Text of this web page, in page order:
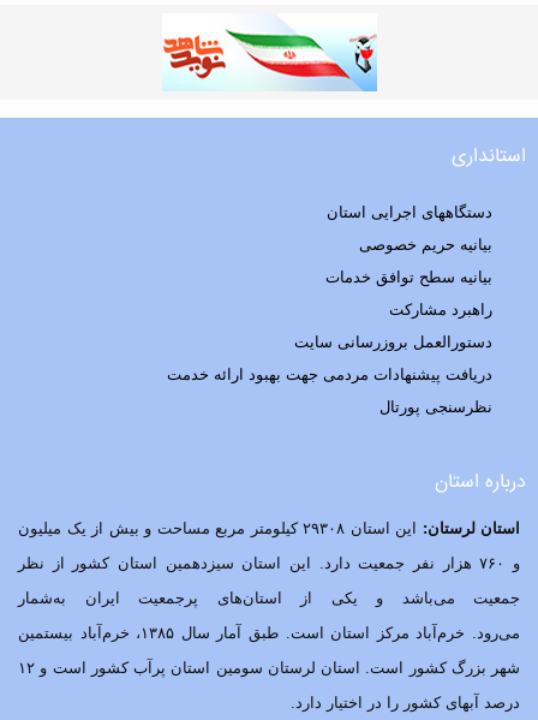
استانداری
دستگاههای اجرایی استان
بیانیه حریم خصوصی
بیانیه سطح توافق خدمات
راهبرد مشارکت
دستورالعمل بروزرسانی سایت
دریافت پیشنهادات مردمی جهت بهبود ارائه خدمت
نظرسنجی پورتال
درباره استان
استان لرستان:
این استان ۲۹۳۰۸ کیلومتر مربع مساحت و بیش از یک میلیون
و ۷۶۰ هزار نفر جمعیت دارد. این استان سیزدهمین استان کشور از نظر
جمعیت می‌باشد و یکی از استان‌های پرجمعیت ایران به‌شمار
می‌رود. خرم‌آباد مرکز استان است. طبق آمار سال ۱۳۸۵، خرم‌آباد بیستمین
شهر بزرگ کشور است. استان لرستان سومین استان پرآب کشور است و ۱۲
درصد آبهای کشور را در اختیار دارد.